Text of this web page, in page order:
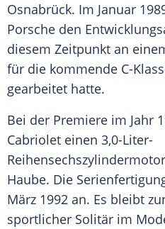
Osnabrück. Im Januar
Porsche den
diesem Zeitpunkt an
für die kommende C-
gearbeitet hatte.
Bei der Premiere im Jahr
Cabriolet einen 3,0-Liter-
Haube. Die
März 1992 an. Es bleibt
sportlicher Solitär im